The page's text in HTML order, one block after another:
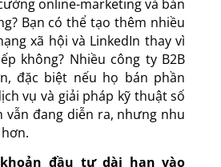
online-marketing và bán
Bạn có thể tạo thêm nhiều
xã hội và LinkedIn thay vì
không? Nhiều công ty B2B
đặc biệt nếu họ bán phần
vụ và giải pháp kỹ thuật số
vẫn đang diễn ra, nhưng nhu